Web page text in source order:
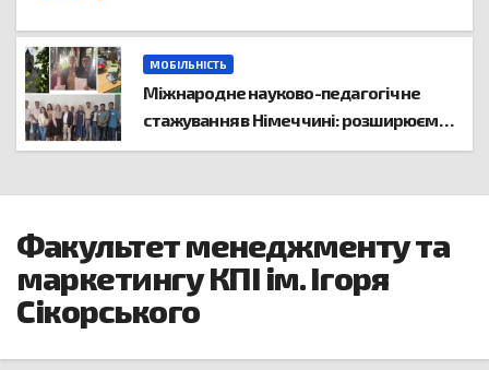
МОБІЛЬНІСТЬ
Міжнародне науково-педагогічне
стажування в Німеччині: розширюємо
горизонти академічного
Факультет менеджменту та
маркетингу КПІ ім. Ігоря
Сікорського